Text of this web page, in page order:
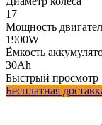
17
Мощность
1900W
Ёмкость
30Ah
Быстрый просмотр
Бесплатная